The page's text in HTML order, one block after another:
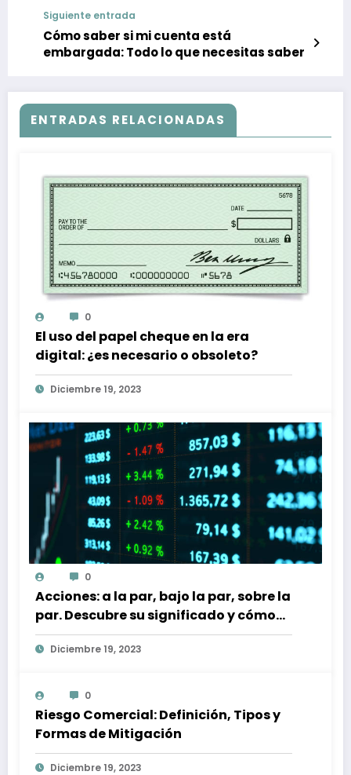
Siguiente entrada
Cómo saber si mi cuenta está
embargada: Todo lo que necesitas saber
ENTRADAS RELACIONADAS
0
El uso del papel cheque en la era
digital: ¿es necesario o obsoleto?
Diciembre 19, 2023
0
Acciones: a la par, bajo la par, sobre la
par. Descubre su significado y cómo
afectan a tu inversión
Diciembre 19, 2023
0
Riesgo Comercial: Definición, Tipos y
Formas de Mitigación
Diciembre 19, 2023